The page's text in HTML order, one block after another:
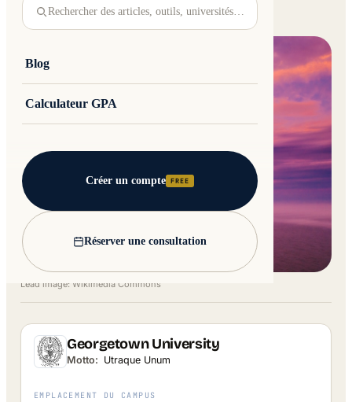
Rechercher des articles, outils, universités…
Blog
Calculateur GPA
Créer un compte FREE
Réserver une consultation
Updated 30 May 2026 · 13 min read
Lead image: Wikimedia Commons
Georgetown University
Motto: Utraque Unum
EMPLACEMENT DU CAMPUS